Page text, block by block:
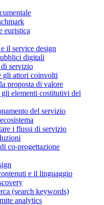
euristica
il service design
digitali
servizio
gli attori coinvolti
proposta di valore
elementi costitutivi del
del servizio
i flussi di servizio
co-progettazione
e il linguaggio
(search keywords)
analytics